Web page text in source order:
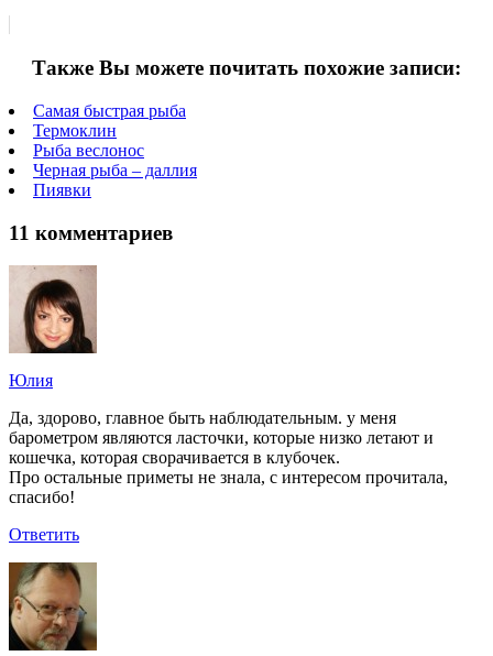
Также Вы можете почитать похожие записи:
Самая быстрая рыба
Термоклин
Рыба веслонос
Черная рыба – даллия
Пиявки
11 комментариев
Юлия
Да, здорово, главное быть наблюдательным. у меня
барометром являются ласточки, которые низко летают и
кошечка, которая сворачивается в клубочек.
Про остальные приметы не знала, с интересом прочитала,
спасибо!
Ответить